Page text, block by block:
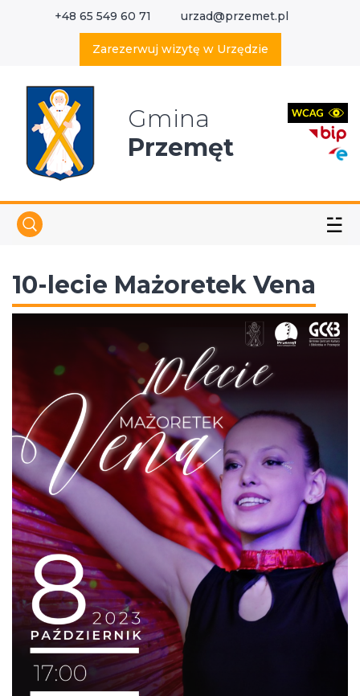
+48 65 549 60 71 urzad@przemet.pl
Zarezerwuj wizytę w Urzędzie
Gmina
Przemęt
☱
10-lecie Mażoretek Vena
Wyszukaj w serwisie